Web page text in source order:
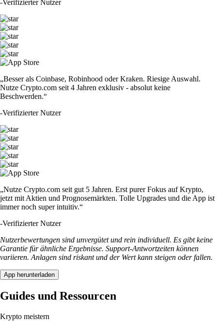
-Verifizierter Nutzer
„Besser als Coinbase, Robinhood oder Kraken. Riesige Auswahl.
Nutze Crypto.com seit 4 Jahren exklusiv - absolut keine
Beschwerden.“
-Verifizierter Nutzer
„Nutze Crypto.com seit gut 5 Jahren. Erst purer Fokus auf Krypto,
jetzt mit Aktien und Prognosemärkten. Tolle Upgrades und die App ist
immer noch super intuitiv.“
-Verifizierter Nutzer
Nutzerbewertungen sind unvergütet und rein individuell. Es gibt keine
Garantie für ähnliche Ergebnisse. Support-Antwortzeiten können
variieren. Anlagen sind riskant und der Wert kann steigen oder fallen.
App herunterladen
Guides und Ressourcen
Krypto meistern